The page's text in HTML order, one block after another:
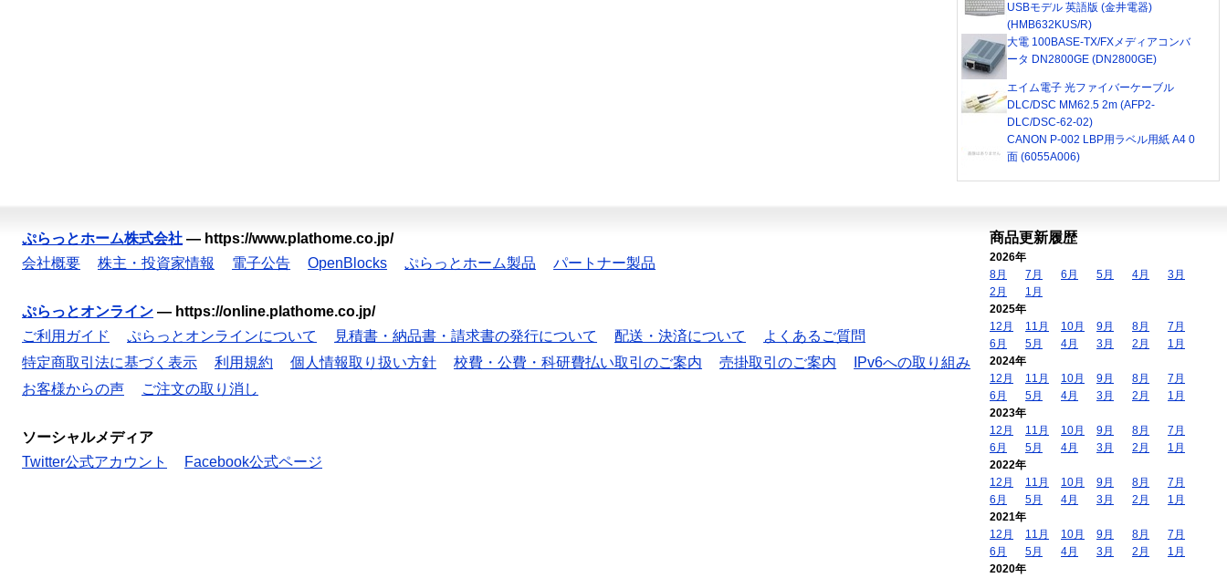
USBモデル 英語版 (金井電器)
(HMB632KUS/R)
大電 100BASE-TX/FXメディアコンバ
ータ DN2800GE (DN2800GE)
エイム電子 光ファイバーケーブル
DLC/DSC MM62.5 2m (AFP2-
DLC/DSC-62-02)
CANON P-002 LBP用ラベル用紙 A4 0
面 (6055A006)
ぷらっとホーム株式会社 — https://www.plathome.co.jp/
会社概要
株主・投資家情報 電子公告 OpenBlocks ぷらっとホーム製品 パートナー製品
ぷらっとオンライン — https://online.plathome.co.jp/
ご利用ガイド
ぷらっとオンラインについて 見積書・納品書・請求書の発行について 配送・決済について
よくあるご質問
特定商取引法に基づく表示
利用規約 個人情報取り扱い方針 校費・公費・科研費払い取引のご案内 売掛取引のご案内
IPv6への取り組み
お客様からの声
ご注文の取り消し
ソーシャルメディア
Twitter公式アカウント
Facebook公式ページ
商品更新履歴
2026年
8月
7月 6月 5月 4月
3月
2月
1月
2025年
12月
11月 10月 9月 8月
7月
6月
5月 4月 3月 2月
1月
2024年
12月
11月 10月 9月 8月
7月
6月
5月 4月 3月 2月
1月
2023年
12月
11月 10月 9月 8月
7月
6月
5月 4月 3月 2月
1月
2022年
12月
11月 10月 9月 8月
7月
6月
5月 4月 3月 2月
1月
2021年
12月
11月 10月 9月 8月
7月
6月
5月 4月 3月 2月
1月
2020年